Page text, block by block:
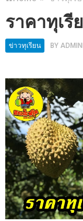
ราคาทุเ
ข่าวทุเรียน BY